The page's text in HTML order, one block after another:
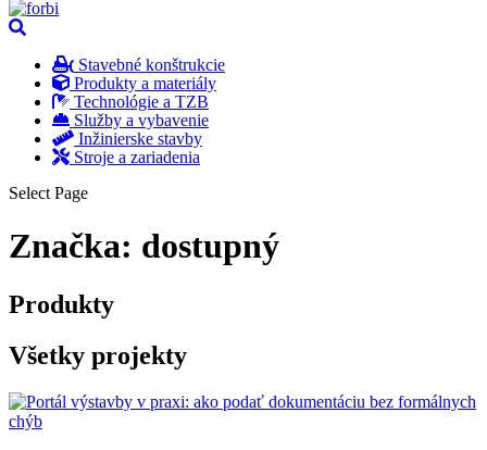
Stavebné konštrukcie
Produkty a materiály
Technológie a TZB
Služby a vybavenie
Inžinierske stavby
Stroje a zariadenia
Select Page
Značka: dostupný
Produkty
Všetky projekty